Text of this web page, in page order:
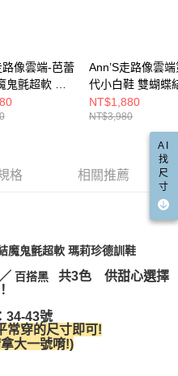
訊註冊。若發現惡意使用之情形，
之使用額度並採取法律行動。
查看運費
路像雲端-芭蕾
鬼氈超軟 瑪
鞋1.5cm-黑
Ann’S走路像雲
代小白鞋 雙蝴蝶
軟膠底德訓鞋-白
NT$1,880
NT$3,980
格 相關推薦
魔鬼氈超軟 瑪莉珍德訓鞋
／ 百搭黑
共3色 供甜心選擇
34-43號
常穿的尺寸即可!
大一號唷!)
AI
找
尺
寸